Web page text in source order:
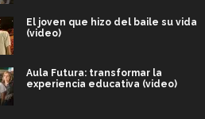
El joven que hizo del baile su vida
(video)
Aula Futura: transformar la
experiencia educativa (video)